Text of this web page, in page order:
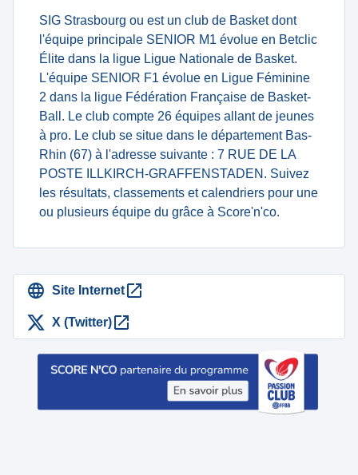
SIG Strasbourg ou est un club de Basket dont
l'équipe principale SENIOR M1 évolue en Betclic
Élite dans la ligue Ligue Nationale de Basket.
L'équipe SENIOR F1 évolue en Ligue Féminine
2 dans la ligue Fédération Française de Basket-
Ball. Le club compte 26 équipes allant de jeunes
à pro. Le club se situe dans le département Bas-
Rhin (67) à l'adresse suivante : 7 RUE DE LA
POSTE ILLKIRCH-GRAFFENSTADEN. Suivez
les résultats, classements et calendriers pour une
ou plusieurs équipe du grâce à Score'n'co.
Site Internet
X (Twitter)